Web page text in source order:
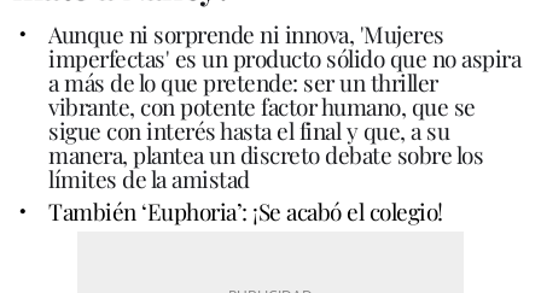
Aunque ni sorprende ni innova, 'Mujeres
imperfectas' es un producto sólido que no aspira
a más de lo que pretende: ser un thriller
vibrante, con potente factor humano, que se
sigue con interés hasta el final y que, a su
manera, plantea un discreto debate sobre los
límites de la amistad
También ‘Euphoria’: ¡Se acabó el colegio!